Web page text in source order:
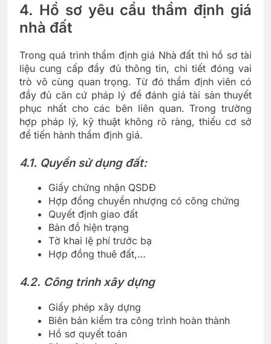
4. Hồ sơ yêu cầu thẩm định giá
nhà đất
Trong quá trình thẩm định giá Nhà đất thì hồ sơ tài
liệu cung cấp đầy đủ thông tin, chi tiết đóng vai
trò vô cùng quan trọng. Từ đó thẩm định viên có
đầy đủ căn cứ pháp lý để đánh giá tài sản thuyết
phục nhất cho các bên liên quan. Trong trường
hợp pháp lý, kỹ thuật không rõ ràng, thiếu cơ sở
để tiến hành thẩm định giá.
4.1. Quyền sử dụng đất:
Giấy chứng nhận QSDĐ
Hợp đồng chuyển nhượng có công chứng
Quyết định giao đất
Bản đồ hiện trạng
Tờ khai lệ phí trước bạ
Hợp đồng thuê đất,…
4.2. Công trình xây dựng
Giấy phép xây dựng
Biên bản kiểm tra công trình hoàn thành
Hồ sơ quyết toán